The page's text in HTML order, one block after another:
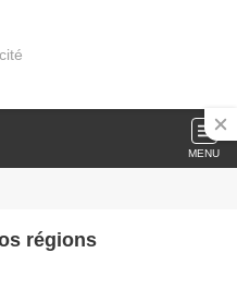
MENU
régions